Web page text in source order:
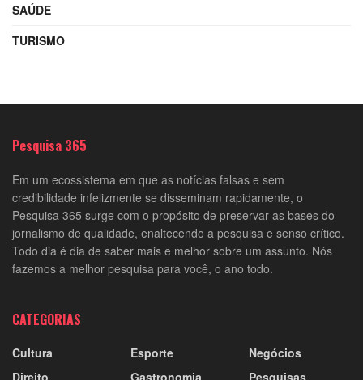
SAÚDE
TURISMO
Pesquisa 365
Em um ecossistema em que as notícias falsas e sem
credibilidade infelizmente se disseminam rapidamente, o
Pesquisa 365 surge com o propósito de preservar as bases do
jornalismo de qualidade, enaltecendo a pesquisa e senso crítico.
Todo dia é dia de saber mais e melhor sobre um assunto. Nós
fazemos a melhor pesquisa para você, o ano todo.
CATEGORIAS
Cultura
Esporte
Negócios